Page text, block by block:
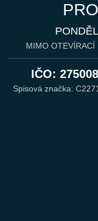
MIMO
IČO:
Spisová značka: